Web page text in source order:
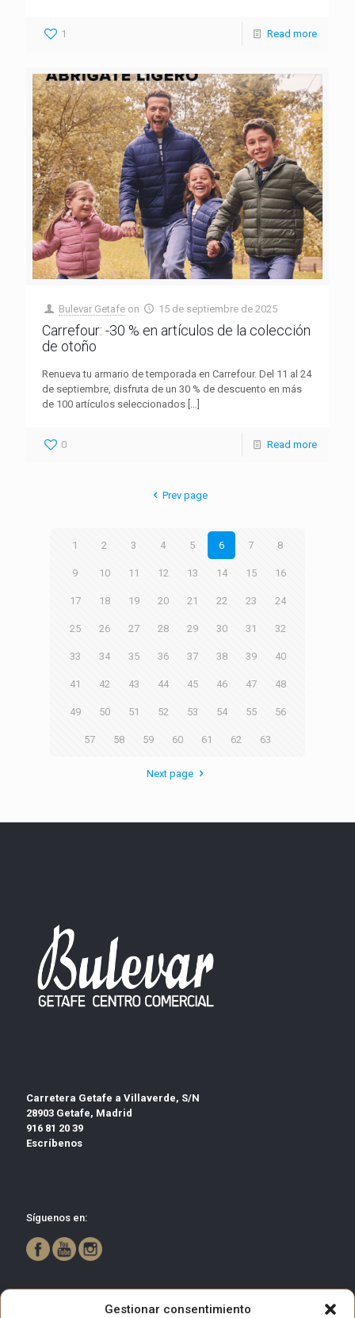
Gestionar consentimiento
1 Read more
Bulevar Getafe on 15 de septiembre de 2025
Carrefour: -30 % en artículos de la colección
de otoño
Renueva tu armario de temporada en Carrefour. Del 11 al 24
de septiembre, disfruta de un 30 % de descuento en más
de 100 artículos seleccionados […]
0 Read more
Prev page
1 2 3 4 5 6 7 8
9 10 11 12 13 14 15 16
17 18 19 20 21 22 23 24
25 26 27 28 29 30 31 32
33 34 35 36 37 38 39 40
41 42 43 44 45 46 47 48
49 50 51 52 53 54 55 56
57 58 59 60 61 62 63
Next page
Carretera Getafe a Villaverde, S/N
28903 Getafe, Madrid
916 81 20 39
Escríbenos
Síguenos en: